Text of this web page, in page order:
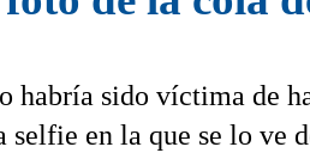
sido víctima de
selfie en la que se lo ve